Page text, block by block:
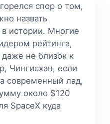
спор о том,
назвать
истории. Многие
рейтинга,
даже не близок к
Чингисхан, если
современный лад,
около $120
SpaceX куда